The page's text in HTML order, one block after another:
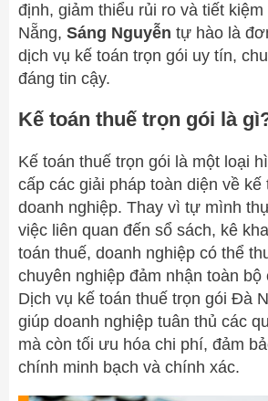
định, giảm thiểu rủi ro và tiết
Nẵng, Sáng Nguyễn tự hào là
dịch vụ kế toán trọn gói uy tín,
đáng tin cậy.
Kế toán thuế trọn gói là
Kế toán thuế trọn gói là một loại
cấp các giải pháp toàn diện về kế
doanh nghiệp. Thay vì tự mình
việc liên quan đến sổ sách, kê
toán thuế, doanh nghiệp có thể
chuyên nghiệp đảm nhận toàn bộ
Dịch vụ kế toán thuế trọn gói Đà
giúp doanh nghiệp tuân thủ các
mà còn tối ưu hóa chi phí, đảm
chính minh bạch và chính xác.